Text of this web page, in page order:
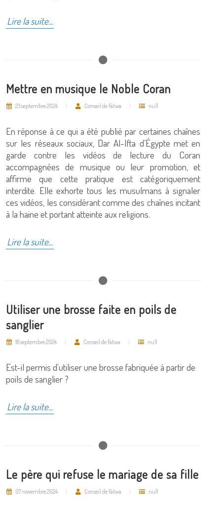
Lire la suite...
Mettre en musique le Noble Coran
23 septembre 2024 Conseil de Fatwa null
En réponse à ce qui a été publié par certaines chaînes
sur les réseaux sociaux, Dar Al-Ifta d’Égypte met en
garde contre les vidéos de lecture du Coran
accompagnées de musique ou leur promotion, et
affirme que cette pratique est catégoriquement
interdite. Elle exhorte tous les musulmans à signaler
ces vidéos, les considérant comme des chaînes incitant
à la haine et portant atteinte aux religions.
Lire la suite...
Utiliser une brosse faite en poils de
sanglier
18 septembre 2024 Conseil de Fatwa null
Est-il permis d'utiliser une brosse fabriquée à partir de
poils de sanglier ?
Lire la suite...
Le père qui refuse le mariage de sa fille
07 novembre 2024 Conseil de Fatwa null